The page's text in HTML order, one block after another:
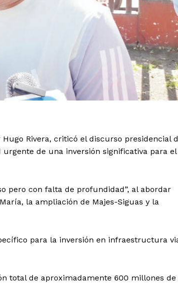
Rivera, criticó el discurso presidencial
de una inversión significativa para el
pero con falta de profundidad”, al abordar
la ampliación de Majes-Siguas y la
para la inversión en infraestructura
total de aproximadamente 600 millones de